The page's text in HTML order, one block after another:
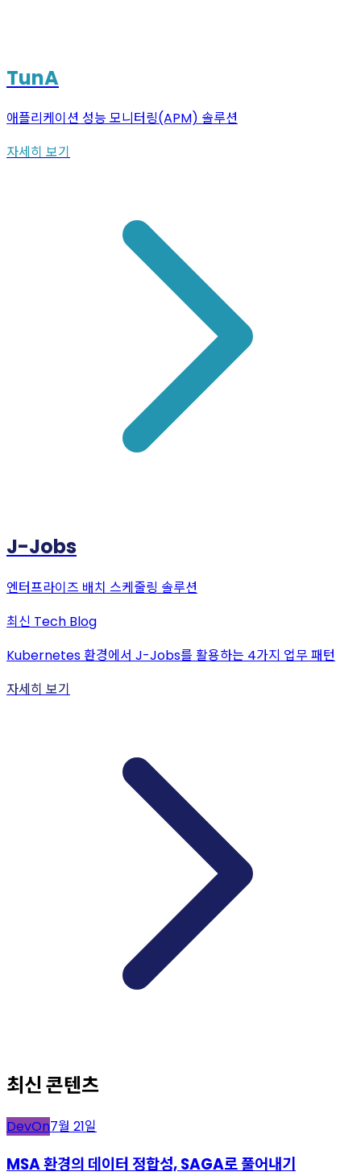
TunA
애플리케이션 성능 모니터링(APM) 솔루션
자세히 보기
J-Jobs
엔터프라이즈 배치 스케줄링 솔루션
최신 Tech Blog
Kubernetes 환경에서 J-Jobs를 활용하는 4가지 업무 패턴
자세히 보기
최신 콘텐츠
DevOn7월 21일
MSA 환경의 데이터 정합성, SAGA로 풀어내기